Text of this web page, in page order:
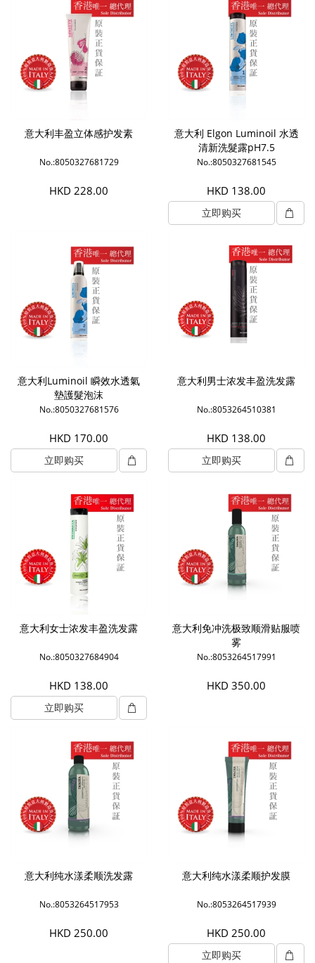
意大利丰盈立体感护发素
No.:8050327681729
HKD 228.00
意大利 Elgon Luminoil 水透
清新洗髮露pH7.5
No.:8050327681545
HKD 138.00
立即购买
意大利Luminoil 瞬效水透氣
墊護髮泡沫
No.:8050327681576
HKD 170.00
立即购买
意大利男士浓发丰盈洗发露
No.:8053264510381
HKD 138.00
立即购买
意大利女士浓发丰盈洗发露
No.:8050327684904
HKD 138.00
立即购买
意大利免冲洗极致顺滑贴服喷
雾
No.:8053264517991
HKD 350.00
意大利纯水漾柔顺洗发露
No.:8053264517953
HKD 250.00
意大利纯水漾柔顺护发膜
No.:8053264517939
HKD 250.00
立即购买